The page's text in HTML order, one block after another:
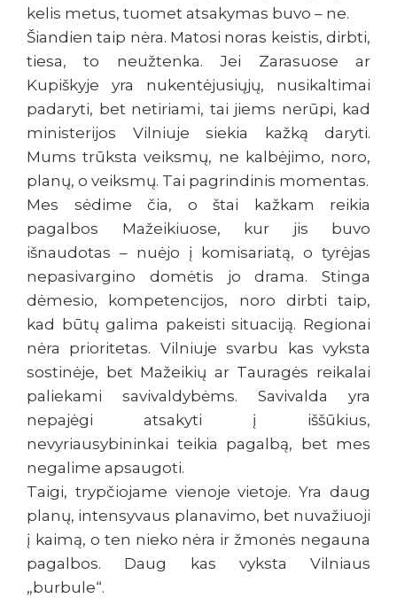
kelis metus, tuomet atsakymas buvo – ne.
Šiandien taip nėra. Matosi noras keistis, dirbti,
tiesa, to neužtenka. Jei Zarasuose ar
Kupiškyje yra nukentėjusiųjų, nusikaltimai
padaryti, bet netiriami, tai jiems nerūpi, kad
ministerijos Vilniuje siekia kažką daryti.
Mums trūksta veiksmų, ne kalbėjimo, noro,
planų, o veiksmų. Tai pagrindinis momentas.
Mes sėdime čia, o štai kažkam reikia
pagalbos Mažeikiuose, kur jis buvo
išnaudotas – nuėjo į komisariatą, o tyrėjas
nepasivargino domėtis jo drama. Stinga
dėmesio, kompetencijos, noro dirbti taip,
kad būtų galima pakeisti situaciją. Regionai
nėra prioritetas. Vilniuje svarbu kas vyksta
sostinėje, bet Mažeikių ar Tauragės reikalai
paliekami savivaldybėms. Savivalda yra
nepajėgi atsakyti į iššūkius,
nevyriausybininkai teikia pagalbą, bet mes
negalime apsaugoti.
Taigi, trypčiojame vienoje vietoje. Yra daug
planų, intensyvaus planavimo, bet nuvažiuoji
į kaimą, o ten nieko nėra ir žmonės negauna
pagalbos. Daug kas vyksta Vilniaus
„burbule“.